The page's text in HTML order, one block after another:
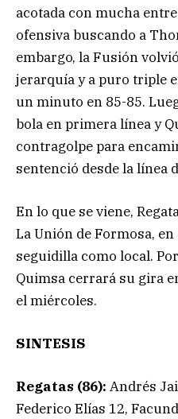
acotada con mucha
ofensiva buscando a
embargo, la Fusión
jerarquía y a puro triple
un minuto en 85-85.
bola en primera línea y
contragolpe para
sentenció desde la línea
En lo que se viene,
La Unión de Formosa,
seguidilla como local.
Quimsa cerrará su gira
el miércoles.
SINTESIS
Regatas (86): Andrés
Federico Elías 12,